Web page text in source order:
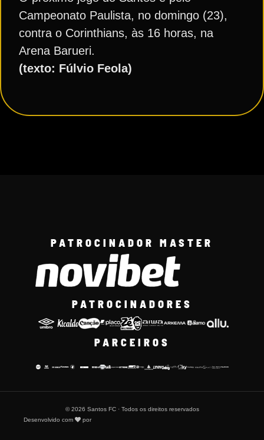
Campeonato Paulista, no domingo (23),
contra o Corinthians, às 16 horas, na
Arena Barueri.
(texto: Fúlvio Feola)
PATROCINADOR MASTER
PATROCINADORES
PARCEIROS
© 2026 Santos FC · Todos os direitos reservados
Desenvolvido com
por